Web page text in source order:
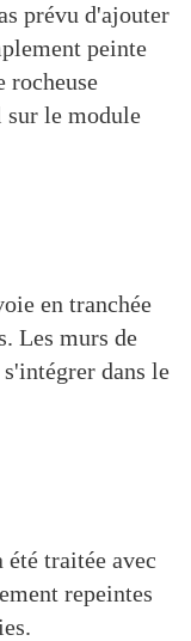
prévu d'ajouter
peinte
rocheuse
sur le module
en tranchée
Les murs de
dans le
été traitée avec
repeintes